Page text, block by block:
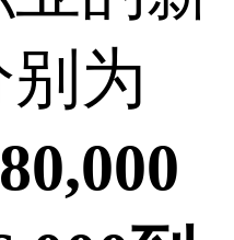
为